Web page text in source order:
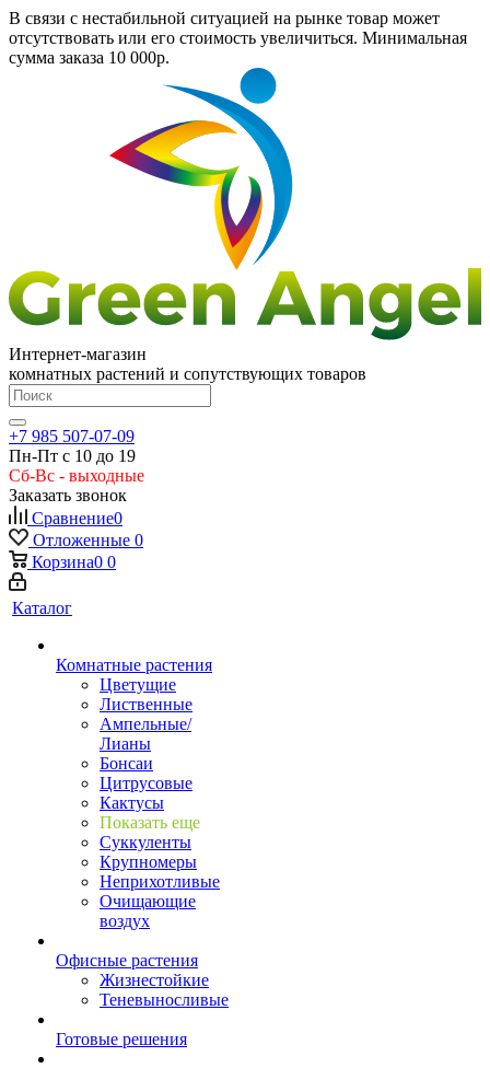
В связи с нестабильной ситуацией на рынке товар может
отсутствовать или его стоимость увеличиться. Минимальная
сумма заказа 10 000р.
Интернет-магазин
комнатных растений и сопутствующих товаров
+7 985 507-07-09
Пн-Пт с 10 до 19
Сб-Вс - выходные
Заказать звонок
Сравнение0
Отложенные 0
Корзина0 0
Каталог
Комнатные растения
Цветущие
Лиственные
Ампельные/
Лианы
Бонсаи
Цитрусовые
Кактусы
Показать еще
Суккуленты
Крупномеры
Неприхотливые
Очищающие
воздух
Офисные растения
Жизнестойкие
Теневыносливые
Готовые решения